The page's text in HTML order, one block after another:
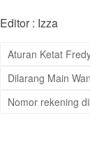
Editor : Izza
Aturan Ketat
Dilarang Main
Nomor rekening